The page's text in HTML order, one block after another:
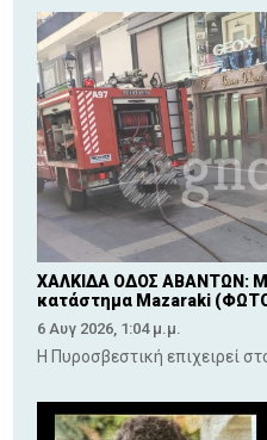
ΧΑΛΚΙΔΑ ΟΔΟΣ ΑΒΑΝΤΩΝ:
κατάστημα Mazaraki (ΦΩΤΟ
6 Αυγ 2026, 1:04 μ.μ.
Η Πυροσβεστική επιχειρεί